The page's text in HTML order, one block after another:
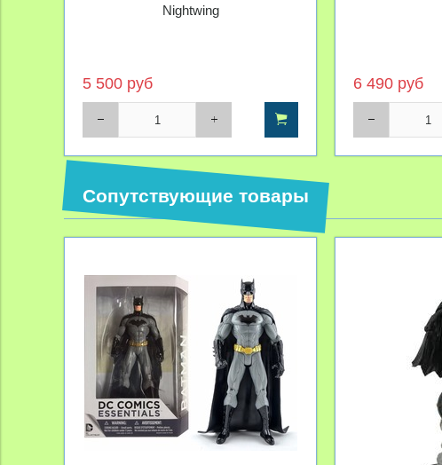
Nightwing
5 500 руб 6 490 руб
Сопутствующие товары